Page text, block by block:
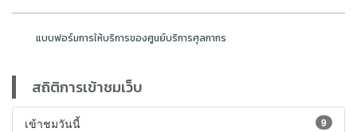
แบบฟอร์มการให้บริการของศูนย์บริการศุลกากร
สถิติการเข้าชมเว็บ
9
เข้าชมวันนี้